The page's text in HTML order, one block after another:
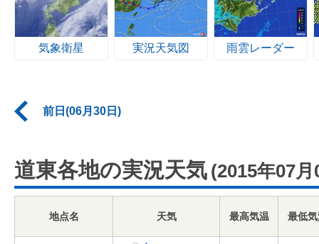
気象衛星 実況天気図 雨雲レーダー
前日(06月30日)
道東各地の実況天気 (2015年07月
地点名 天気 最高気温 最低